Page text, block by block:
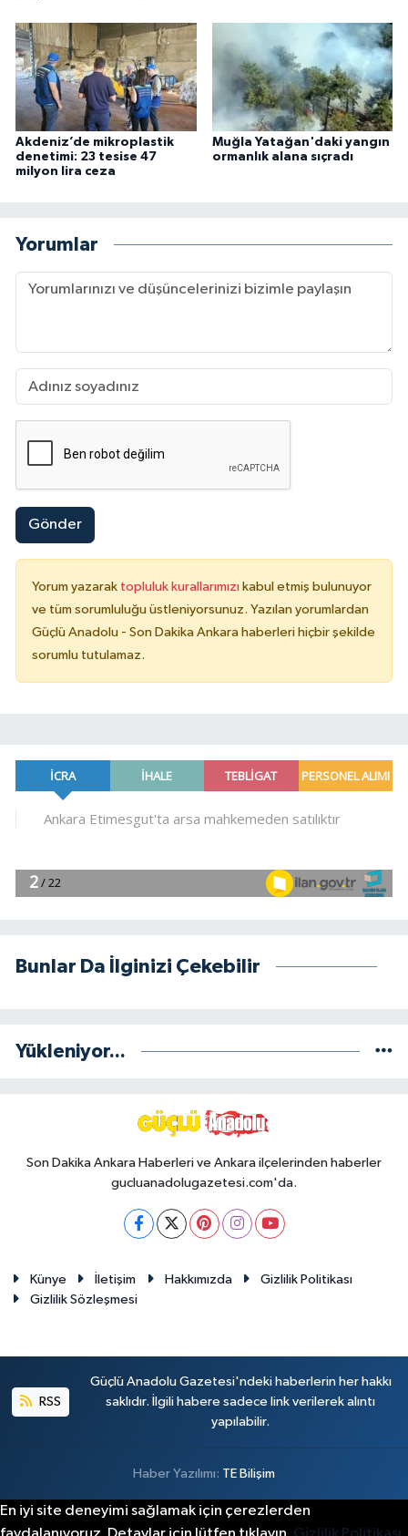
Akdeniz’de mikroplastik
denetimi: 23 tesise 47
milyon lira ceza
Muğla Yatağan'daki yangın
ormanlık alana sıçradı
Yorumlar
Gönder
Yorum yazarak topluluk kurallarımızı kabul etmiş bulunuyor
ve tüm sorumluluğu üstleniyorsunuz. Yazılan yorumlardan
Güçlü Anadolu - Son Dakika Ankara haberleri hiçbir şekilde
sorumlu tutulamaz.
Bunlar Da İlginizi Çekebilir
Yükleniyor...
Son Dakika Ankara Haberleri ve Ankara ilçelerinden haberler
gucluanadolugazetesi.com'da.
Künye İletişim Hakkımızda
Gizlilik Politikası
Gizlilik Sözleşmesi
RSS
Güçlü Anadolu Gazetesi'ndeki haberlerin her hakkı
saklıdır. İlgili habere sadece link verilerek alıntı
yapılabilir.
Haber Yazılımı: TE Bilişim
En iyi site deneyimi sağlamak için çerezlerden